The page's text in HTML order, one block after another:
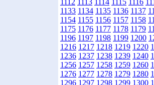
1112 1113 1114 1115 1116
1133 1134 1135 1136 1137
1154 1155 1156 1157 1158
1175 1176 1177 1178 1179
1196 1197 1198 1199 1200
1216 1217 1218 1219 1220
1236 1237 1238 1239 1240
1256 1257 1258 1259 1260
1276 1277 1278 1279 1280
1296 1297 1298 1299 1300